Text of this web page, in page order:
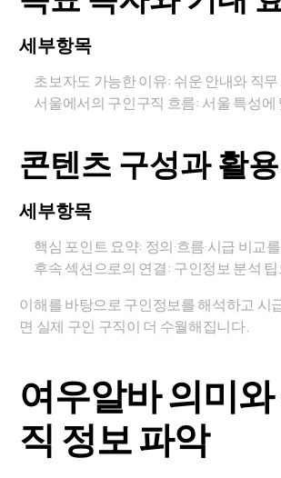
세부항목
초보자도 가능한 이유: 쉬운 안내와 직무
서울에서의 구인구직 흐름: 서울 특성에
콘텐츠 구성과 활
세부항목
핵심 포인트 요약: 정의·흐름·시급 비교
후속 섹션으로의 연결: 구인정보 분석
이해를 바탕으로 구인정보를 해석하고 시
면 실제 구인 구직이 더 수월해집니다.
여우알바 의미
직 정보 파악